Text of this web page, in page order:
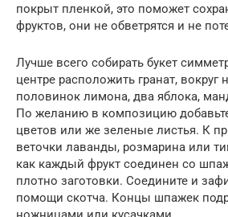
покрыт пленкой, это поможет
фруктов, они не обветрятся и не
Лучше всего собирать букет
центре расположить гранат, вокруг
половинок лимона, два яблока,
По желанию в композицию
цветов или же зеленые листья. К
веточки лаванды, розмарина или
как каждый фрукт соединен со
плотно заготовки. Соедините и
помощи скотча. Концы шпажек